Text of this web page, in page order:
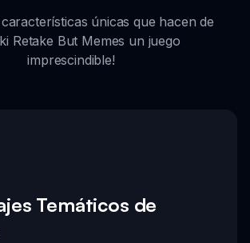
características únicas que hacen de
Retake But Memes un juego
imprescindible!
Temáticos de